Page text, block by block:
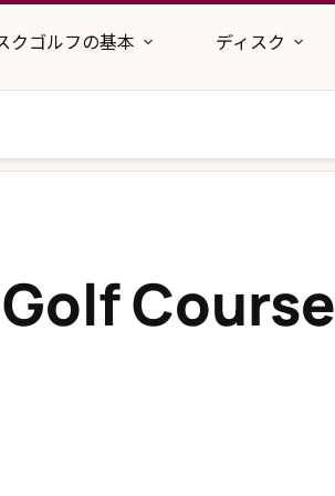
クゴルフの基本 ディスク
Course